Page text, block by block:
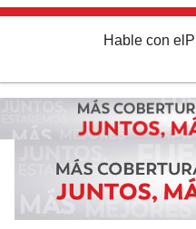
Hable con el